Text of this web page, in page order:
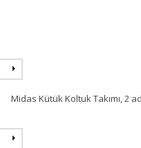
Midas Kütük Koltuk Takımı,